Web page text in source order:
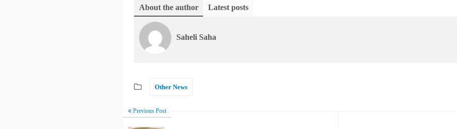
About the author Latest posts
Saheli Saha
Other News
Previous Post